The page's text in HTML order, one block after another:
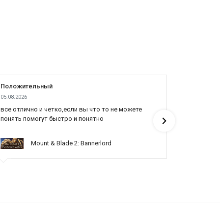
Положительный
05.08.2026
все отлично и четко,если вы что то не можете
понять помогут быстро и понятно
Mount & Blade 2: Bannerlord